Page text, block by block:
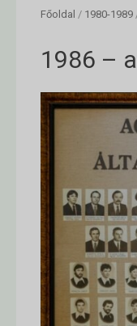
Főoldal / 1980-1989
1986 –